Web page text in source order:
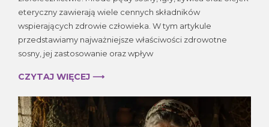
w
naturalnej
medycynie
eteryczny zawierają wiele cennych składników
wspierających zdrowie człowieka. W tym artykule
przedstawiamy najważniejsze właściwości zdrowotne
sosny, jej zastosowanie oraz wpływ
CZYTAJ WIĘCEJ ⟶